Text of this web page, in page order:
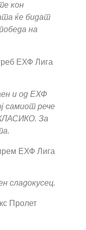
кон
ќе бидат
на
ЕХФ Лига
и од ЕХФ
самиот рече
За
ЕХФ Лига
сладокусец.
Пролет